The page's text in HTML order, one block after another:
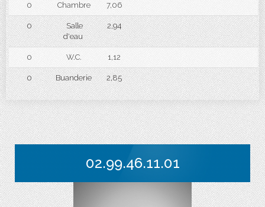
0 Chambre 7,06
0
Salle
d'eau
2,94
0 W.C. 1,12
0 Buanderie 2,85
02.99.46.11.01